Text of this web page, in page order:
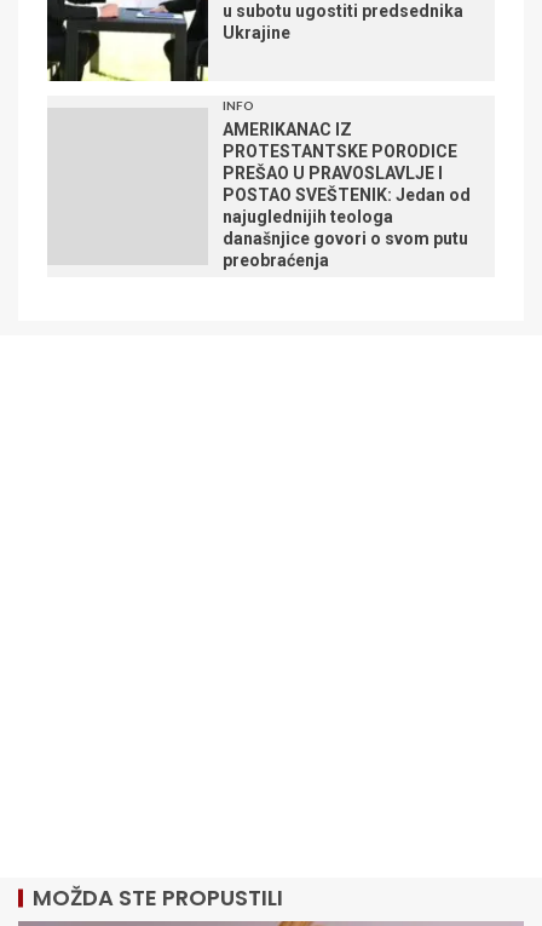
u subotu ugostiti predsednika
Ukrajine
INFO
AMERIKANAC IZ
PROTESTANTSKE PORODICE
PREŠAO U PRAVOSLAVLJE I
POSTAO SVEŠTENIK: Jedan od
najuglednijih teologa
današnjice govori o svom putu
preobraćenja
MOŽDA STE PROPUSTILI